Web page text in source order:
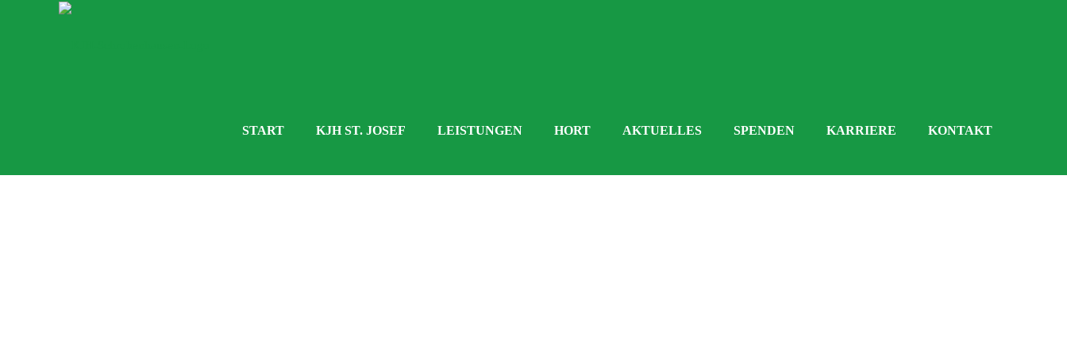
START KJH ST. JOSEF LEISTUNGEN HORT AKTUELLES SPENDEN KARRIERE KONTAKT